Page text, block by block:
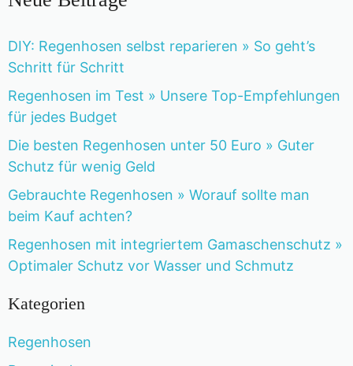
DIY: Regenhosen selbst reparieren » So geht’s
Schritt für Schritt
Regenhosen im Test » Unsere Top-Empfehlungen
für jedes Budget
Die besten Regenhosen unter 50 Euro » Guter
Schutz für wenig Geld
Gebrauchte Regenhosen » Worauf sollte man
beim Kauf achten?
Regenhosen mit integriertem Gamaschenschutz »
Optimaler Schutz vor Wasser und Schmutz
Kategorien
Regenhosen